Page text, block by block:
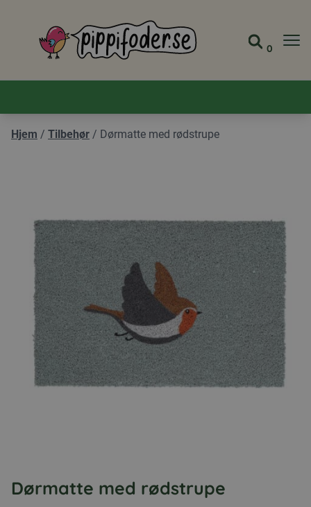
Pippifoder logo Gå til
Vis
0
Hjem / Tilbehør / Dørmatte med rødstrupe
Dørmatte med rødstrupe